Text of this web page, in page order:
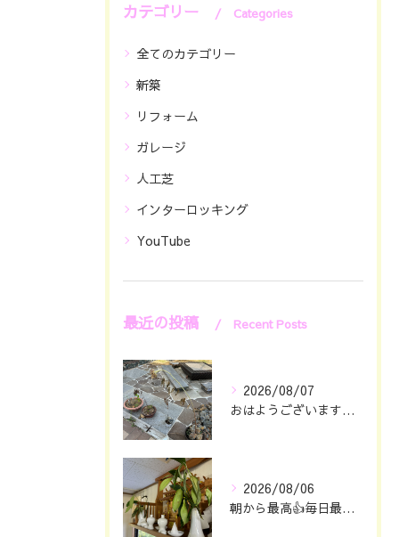
カテゴリー Categories
全てのカテゴリー
新築
リフォーム
ガレージ
人工芝
インターロッキング
YouTube
最近の投稿 Recent Posts
2026/08/07
おはようございます🖐️😊
2026/08/06
朝から最高👍毎日最幸の😁マツジン社長でございます🤗